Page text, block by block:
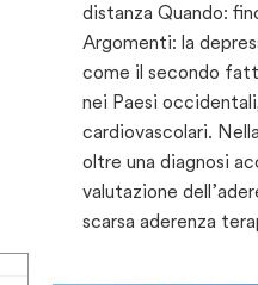
distanza Quando:
Argomenti: la
come il secondo
nei Paesi
cardiovascolari.
oltre una diagnosi
valutazione
scarsa aderenza